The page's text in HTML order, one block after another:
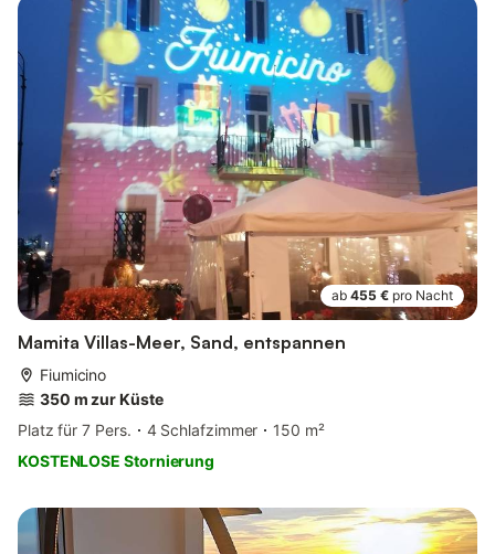
ab 455 € pro Nacht
Mamita Villas-Meer, Sand, entspannen
Fiumicino
350 m zur Küste
Platz für 7 Pers.
4 Schlafzimmer
150 m²
KOSTENLOSE Stornierung